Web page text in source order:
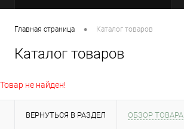
Главная страница • Каталог товаров
Каталог товаров
Товар не найден!
ВЕРНУТЬСЯ В РАЗДЕЛ ОБЗОР ТОВАРА